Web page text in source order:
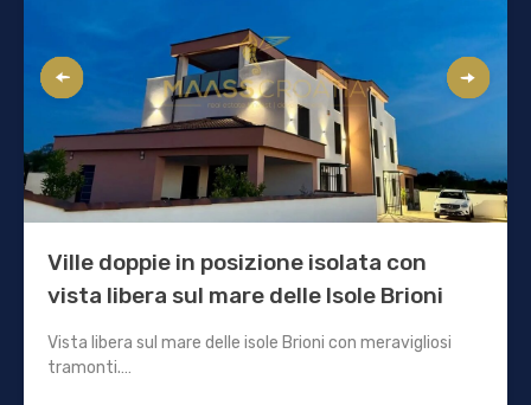
Ville doppie in posizione isolata con
vista libera sul mare delle Isole Brioni
Vista libera sul mare delle isole Brioni con meravigliosi
tramonti.…